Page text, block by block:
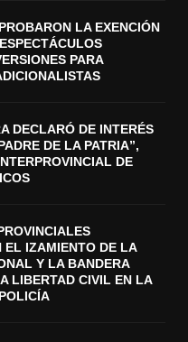
LA EXENCIÓN
PARA
DECLARÓ DE INTERÉS
DE LA PATRIA”,
DE
EL IZAMIENTO DE LA
Y LA BANDERA
LIBERTAD CIVIL EN LA